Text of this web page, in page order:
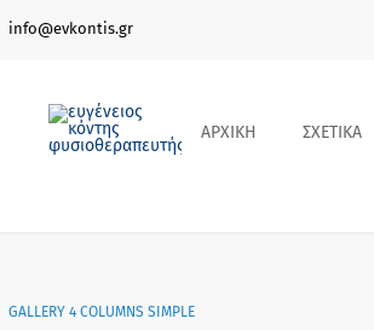
info@evkontis.gr
ΑΡΧΙΚΗ ΣΧΕΤΙΚΑ
GALLERY 4 COLUMNS SIMPLE